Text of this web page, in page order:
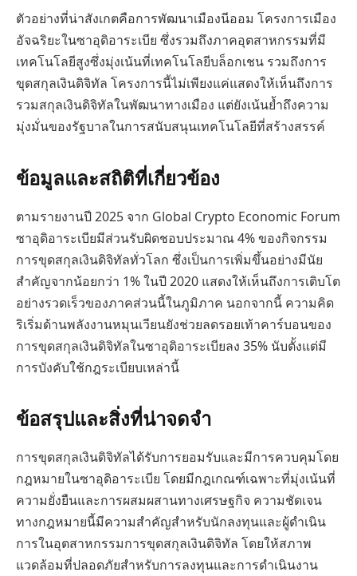
ตัวอย่างที่น่าสังเกตคือการพัฒนาเมืองนีออม โครงการเมือง
อัจฉริยะในซาอุดิอาระเบีย ซึ่งรวมถึงภาคอุตสาหกรรมที่มี
เทคโนโลยีสูงซึ่งมุ่งเน้นที่เทคโนโลยีบล็อกเชน รวมถึงการ
ขุดสกุลเงินดิจิทัล โครงการนี้ไม่เพียงแค่แสดงให้เห็นถึงการ
รวมสกุลเงินดิจิทัลในพัฒนาทางเมือง แต่ยังเน้นย้ำถึงความ
มุ่งมั่นของรัฐบาลในการสนับสนุนเทคโนโลยีที่สร้างสรรค์
ข้อมูลและสถิติที่เกี่ยวข้อง
ตามรายงานปี 2025 จาก Global Crypto Economic Forum
ซาอุดิอาระเบียมีส่วนรับผิดชอบประมาณ 4% ของกิจกรรม
การขุดสกุลเงินดิจิทัลทั่วโลก ซึ่งเป็นการเพิ่มขึ้นอย่างมีนัย
สำคัญจากน้อยกว่า 1% ในปี 2020 แสดงให้เห็นถึงการเติบโต
อย่างรวดเร็วของภาคส่วนนี้ในภูมิภาค นอกจากนี้ ความคิด
ริเริ่มด้านพลังงานหมุนเวียนยังช่วยลดรอยเท้าคาร์บอนของ
การขุดสกุลเงินดิจิทัลในซาอุดิอาระเบียลง 35% นับตั้งแต่มี
การบังคับใช้กฎระเบียบเหล่านี้
ข้อสรุปและสิ่งที่น่าจดจำ
การขุดสกุลเงินดิจิทัลได้รับการยอมรับและมีการควบคุมโดย
กฎหมายในซาอุดิอาระเบีย โดยมีกฎเกณฑ์เฉพาะที่มุ่งเน้นที่
ความยั่งยืนและการผสมผสานทางเศรษฐกิจ ความชัดเจน
ทางกฎหมายนี้มีความสำคัญสำหรับนักลงทุนและผู้ดำเนิน
การในอุตสาหกรรมการขุดสกุลเงินดิจิทัล โดยให้สภาพ
แวดล้อมที่ปลอดภัยสำหรับการลงทุนและการดำเนินงาน